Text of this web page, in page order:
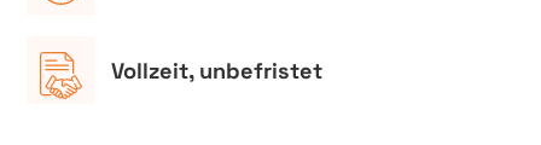
Vollzeit, unbefristet